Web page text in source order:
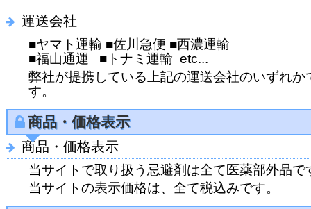
運送会社
■ヤマト運輸 ■佐川急便 ■西濃運輸
■福山通運 ■トナミ運輸 etc...
弊社が提携している上記の運送会社のいずれか
す。
商品・価格表示
商品・価格表示
当サイトで取り扱う忌避剤は全て医薬部外品で
当サイトの表示価格は、全て税込みです。